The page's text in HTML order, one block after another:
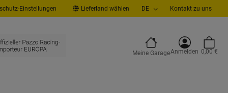
Einstellungen Lieferland wählen DE Kontakt zu uns
Meine GarageAnmelden 0,00 €